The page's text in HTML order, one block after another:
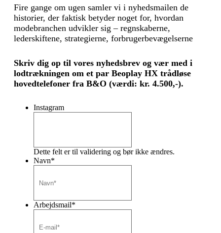
Fire gange om ugen samler vi i nyhedsmailen de
historier, der faktisk betyder noget for, hvordan
modebranchen udvikler sig – regnskaberne,
lederskiftene, strategierne, forbrugerbevægelserne
Skriv dig op til vores nyhedsbrev og vær med i
lodtrækningen om et par Beoplay HX trådløse
hovedtelefoner fra B&O (værdi: kr. 4.500,-).
Instagram
Dette felt er til validering og bør ikke ændres.
Navn*
Arbejdsmail*